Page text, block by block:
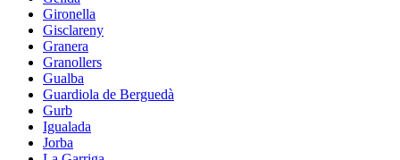
Gironella
Gisclareny
Granera
Granollers
Gualba
Guardiola de Berguedà
Gurb
Igualada
Jorba